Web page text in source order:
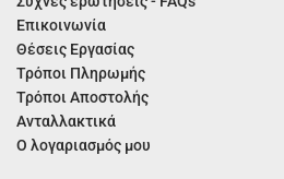
Επικοινωνία
Θέσεις Εργασίας
Τρόποι Πληρωμής
Τρόποι Αποστολής
Ανταλλακτικά
Ο λογαριασμός μου